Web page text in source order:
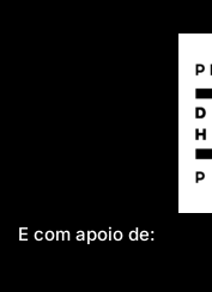
E com apoio de: